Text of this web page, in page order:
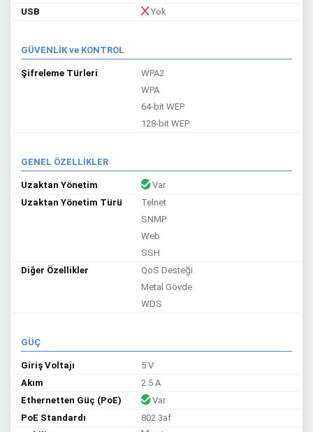
USB
Yok
GÜVENLİK ve KONTROL
Şifreleme Türleri
WPA2
WPA
64-bit WEP
128-bit WEP
GENEL ÖZELLİKLER
Uzaktan Yönetim
Var
Uzaktan Yönetim Türü
Telnet
SNMP
Web
SSH
Diğer Özellikler
QoS Desteği
Metal Gövde
WDS
GÜÇ
Giriş Voltajı
5 V
Akım
2.5 A
Ethernetten Güç (PoE)
Var
PoE Standardı
802.3af